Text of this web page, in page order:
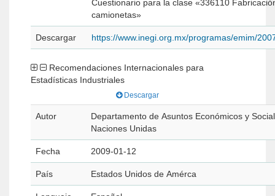
Cuestionario para la clase «336110 Fabricación de
camionetas»
Descargar https://www.inegi.org.mx/programas/emim/
Estadísticas Industriales
Descargar
Autor
Departamento de Asuntos Económicos y
Naciones Unidas
Fecha 2009-01-12
País Estados Unidos de Amérca